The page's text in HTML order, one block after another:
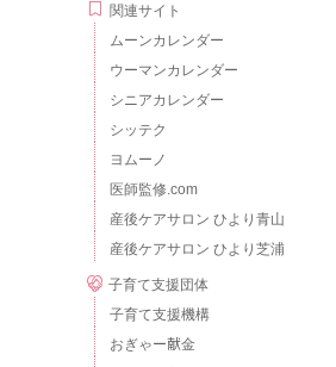
関連サイト
ムーンカレンダー
ウーマンカレンダー
シニアカレンダー
シッテク
ヨムーノ
医師監修.com
産後ケアサロン ひより青山
産後ケアサロン ひより芝浦
子育て支援団体
子育て支援機構
おぎゃー献金